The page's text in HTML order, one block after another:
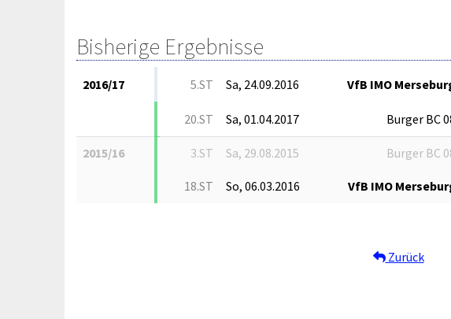
Bisherige Ergebnisse
2016/17 5.ST Sa, 24.09.2016 VfB IMO
20.ST Sa, 01.04.2017 Burger BC
2015/16 3.ST Sa, 29.08.2015 Burger BC
18.ST So, 06.03.2016 VfB IMO
Zurück